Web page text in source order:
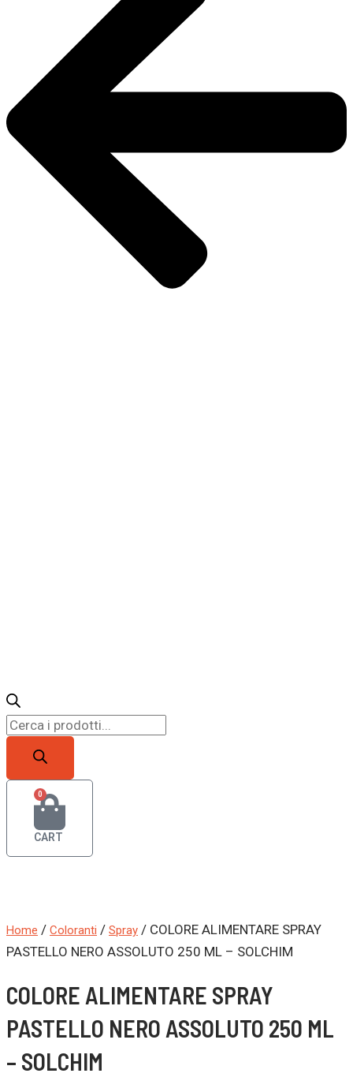
0
CART
Home / Coloranti / Spray / COLORE ALIMENTARE SPRAY
PASTELLO NERO ASSOLUTO 250 ML – SOLCHIM
COLORE ALIMENTARE SPRAY
PASTELLO NERO ASSOLUTO 250 ML
– SOLCHIM